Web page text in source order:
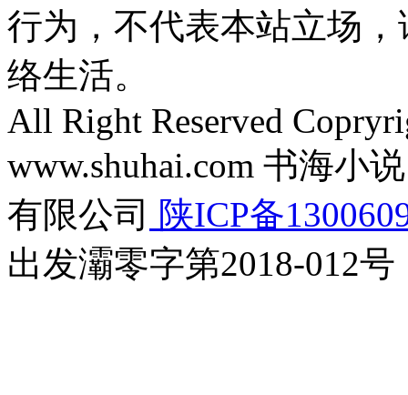
行为，不代表本站立场
络生活。
All Right Reserved
www.shuhai.com 书海小
有限公司 陕ICP备
出发灞零字第2018-012号